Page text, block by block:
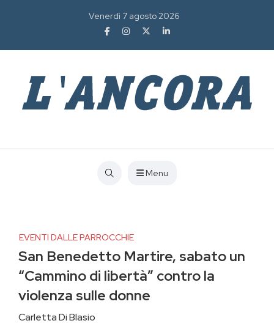
Venerdì 7 agosto 2026
Menu
EVENTI DALLE PARROCCHIE
San Benedetto Martire, sabato un
“Cammino di libertà” contro la
violenza sulle donne
Carletta Di Blasio